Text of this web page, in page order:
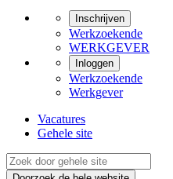
Inschrijven
Werkzoekende
WERKGEVER
Inloggen
Werkzoekende
Werkgever
Vacatures
Gehele site